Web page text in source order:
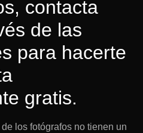
contacta
de las
para hacerte
gratis.
los fotógrafos no tienen un